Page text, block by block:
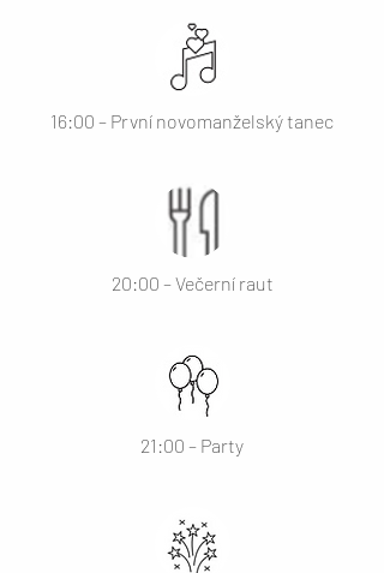
16:00 – První novomanželský tanec
20:00 – Večerní raut
21:00 – Party